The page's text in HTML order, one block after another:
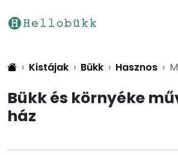
Kistájak Bükk Hasznos
Bükk és környéke
ház